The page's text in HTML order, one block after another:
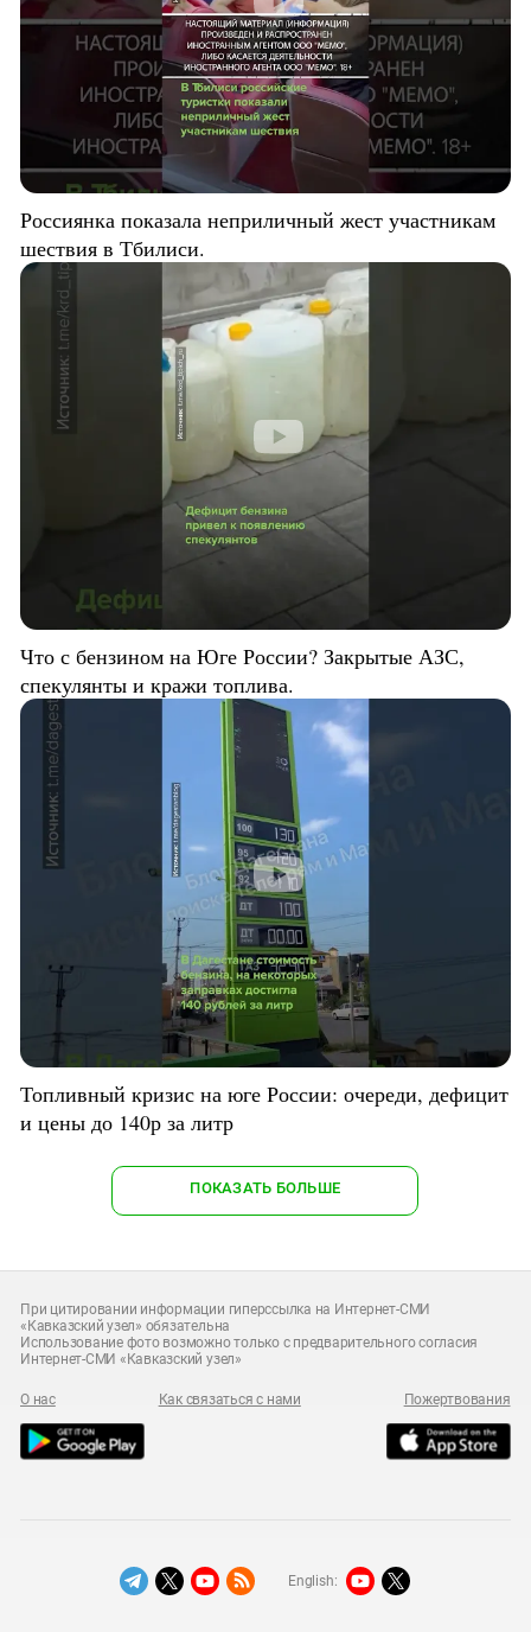
Россиянка показала неприличный жест участникам
шествия в Тбилиси.
Что с бензином на Юге России? Закрытые АЗС,
спекулянты и кражи топлива.
Топливный кризис на юге России: очереди, дефицит
и цены до 140р за литр
ПОКАЗАТЬ БОЛЬШЕ
При цитировании информации гиперссылка на Интернет-СМИ
«Кавказский узел» обязательна
Использование фото возможно только с предварительного согласия
Интернет-СМИ «Кавказский узел»
О нас Как связаться с нами Пожертвования
English: